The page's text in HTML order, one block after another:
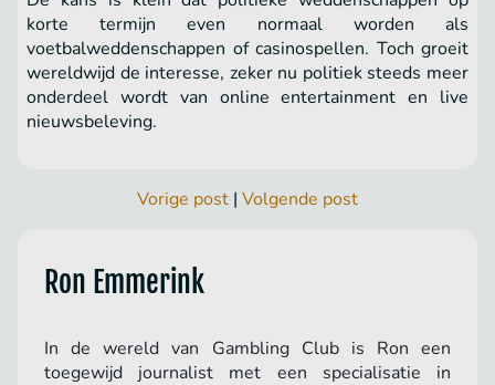
korte termijn even normaal worden als
voetbalweddenschappen of casinospellen. Toch groeit
wereldwijd de interesse, zeker nu politiek steeds meer
onderdeel wordt van online entertainment en live
nieuwsbeleving.
Vorige post | Volgende post
Ron Emmerink
In de wereld van Gambling Club is Ron een
toegewijd journalist met een specialisatie in